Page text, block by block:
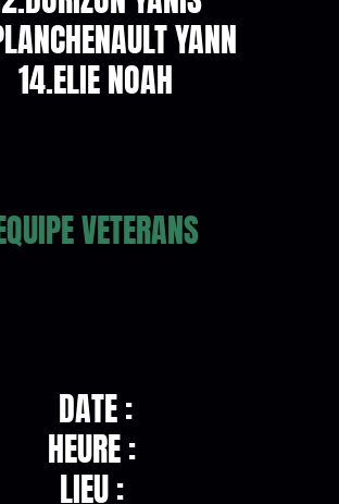
YANN
14.ELIE NOAH
VETERANS
DATE :
HEURE :
LIEU :